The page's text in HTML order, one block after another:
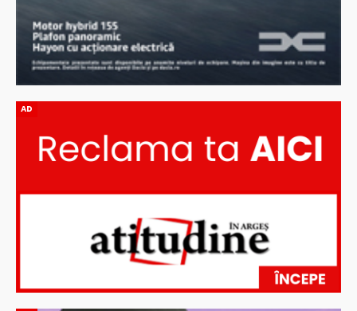
AD